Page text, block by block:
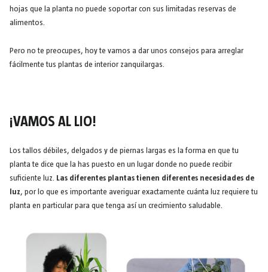
hojas que la planta no puede soportar con sus limitadas reservas de
alimentos.
Pero no te preocupes, hoy te vamos a dar unos consejos para arreglar
fácilmente tus plantas de interior zanquilargas.
¡VAMOS AL LIO!
Los tallos débiles, delgados y de piernas largas es la forma en que tu
planta te dice que la has puesto en un lugar donde no puede recibir
suficiente luz. Las diferentes plantas tienen diferentes necesidades de
luz, por lo que es importante averiguar exactamente cuánta luz requiere tu
planta en particular para que tenga así un crecimiento saludable.